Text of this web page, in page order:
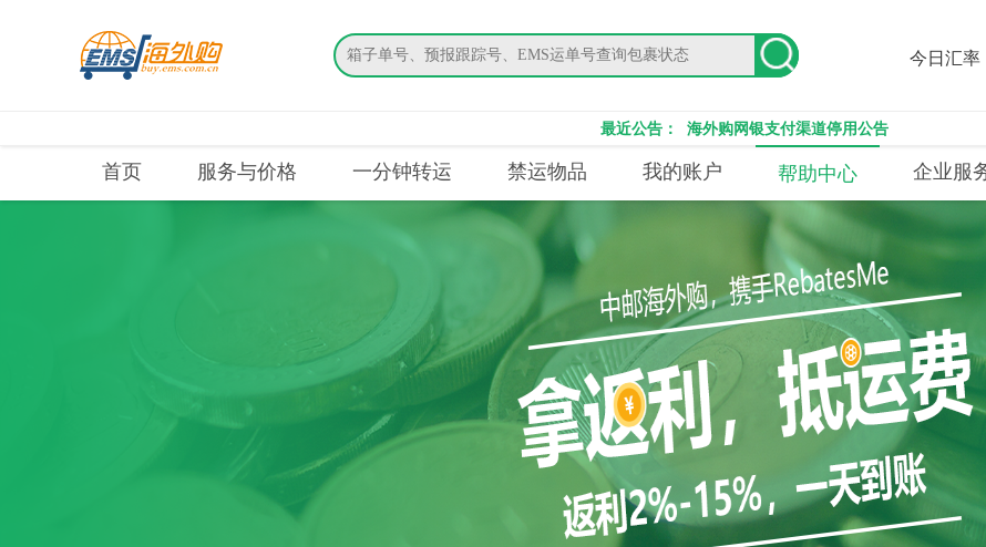
搜索 今日汇率
最近公告： 海外购网银支付渠道停用公告
首页 服务与价格 一分钟转运 禁运物品 我的账户 帮助中心 企业服